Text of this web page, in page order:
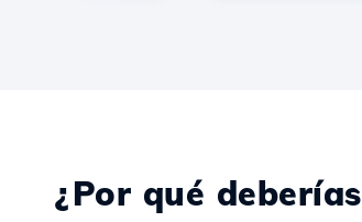
¿Por qué deberías